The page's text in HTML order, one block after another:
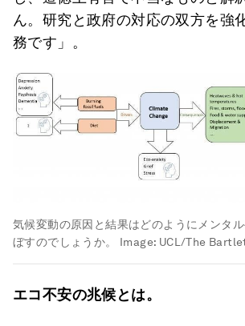
ん。研究と政府の対応の双方を強
務です」。
気候変動の原因と結果はどのようにメンタ
ぼすのでしょうか。
Image: UCL/The
エコ不安の兆候とは。